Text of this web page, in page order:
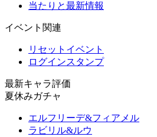
当たりと最新情報
イベント関連
リセットイベント
ログインスタンプ
最新キャラ評価
夏休みガチャ
エルフリーデ&フィアメル
ラビリル&ルウ